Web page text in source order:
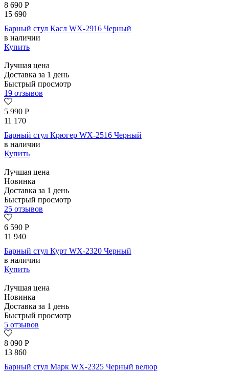
8 690 Р
15 690
Барный стул Касл WX-2916 Черный
в наличии
Купить
Лучшая цена
Доставка за 1 день
Быстрый просмотр
19 отзывов
5 990 Р
11 170
Барный стул Крюгер WX-2516 Черный
в наличии
Купить
Лучшая цена
Новинка
Доставка за 1 день
Быстрый просмотр
25 отзывов
6 590 Р
11 940
Барный стул Курт WX-2320 Черный
в наличии
Купить
Лучшая цена
Новинка
Доставка за 1 день
Быстрый просмотр
5 отзывов
8 090 Р
13 860
Барный стул Марк WX-2325 Черный велюр